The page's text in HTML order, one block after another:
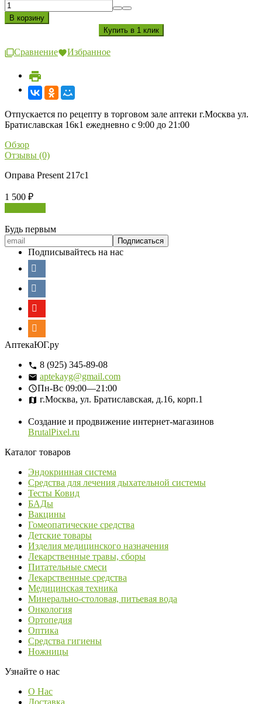
Сравнение Избранное
Отпускается по рецепту в торговом зале аптеки г.Москва ул.
Братиславская 16к1 ежедневно с 9:00 до 21:00
Обзор
Отзывы (0)
Оправа Present 217c1
1 500 ₽
Будь первым
Подписывайтесь на нас
АптекаЮГ.ру
8 (925) 345-89-08
aptekayg@gmail.com
Пн-Вс 09:00—21:00
г.Москва, ул. Братиславская, д.16, корп.1
Создание и продвижение интернет-магазинов
BrutalPixel.ru
Каталог товаров
Эндокринная система
Средства для лечения дыхательной системы
Тесты Ковид
БАДы
Вакцины
Гомеопатические средства
Детские товары
Изделия медицинского назначения
Лекарственные травы, сборы
Питательные смеси
Лекарственные средства
Медицинская техника
Минерально-столовая, питьевая вода
Онкология
Ортопедия
Оптика
Средства гигиены
Ножницы
Узнайте о нас
О Нас